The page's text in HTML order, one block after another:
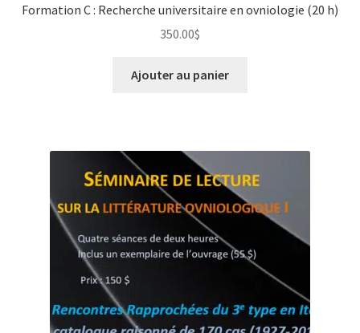
Formation C : Recherche universitaire en ovniologie (20 h)
350.00$
Ajouter au panier